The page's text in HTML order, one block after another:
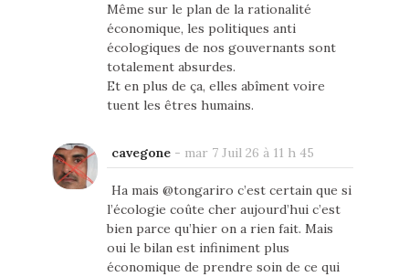
Même sur le plan de la rationalité
économique, les politiques anti
écologiques de nos gouvernants sont
totalement absurdes.
Et en plus de ça, elles abîment voire
tuent les êtres humains.
cavegone- mar 7 Juil 26 à 11 h 45
Ha mais @tongariro c’est certain que si
l’écologie coûte cher aujourd’hui c’est
bien parce qu’hier on a rien fait. Mais
oui le bilan est infiniment plus
économique de prendre soin de ce qui